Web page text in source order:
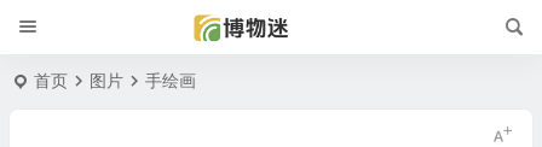
首页 图片 手绘画